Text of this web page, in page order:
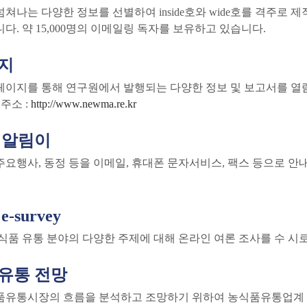
쳐나는 다양한 정보를 선별하여 inside호와 wide호를 격주로
다. 약 15,000명의 이메일링 독자를 보유하고 있습니다.
이지를 통해 연구원에서 발행되는 다양한 정보 및 보고서를 열
소 : http://www.newma.re.kr
림이
요행사, 동정 등을 이메일, 휴대폰 문자서비스, 팩스 등으로
survey
품 유통 분야의 다양한 주제에 대해 온라인 여론 조사를 수 시
통 전망
유통시장의 흐름을 분석하고 조망하기 위하여 농식품유통업